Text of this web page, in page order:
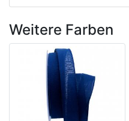
Weitere Farben